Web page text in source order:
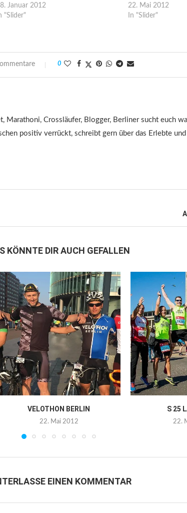
Januar 2012
"Slider"
22. Mai 2012
In "Slider"
0
Marathoni, Crossläufer, Blogger, Berliner sucht euch
positiv verrückt, schreibt gern über das Erlebte
KÖNNTE DIR AUCH GEFALLEN
VELOTHON BERLIN
22. Mai 2012
S 25
22.
EINEN KOMMENTAR